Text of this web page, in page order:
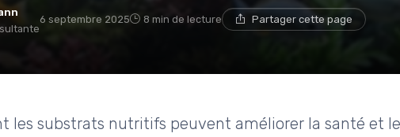
6 septembre 2025 8 min de lecture Partager cette page
les substrats nutritifs peuvent améliorer la santé et